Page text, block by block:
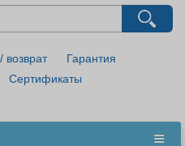
Гарантия
Сертификаты